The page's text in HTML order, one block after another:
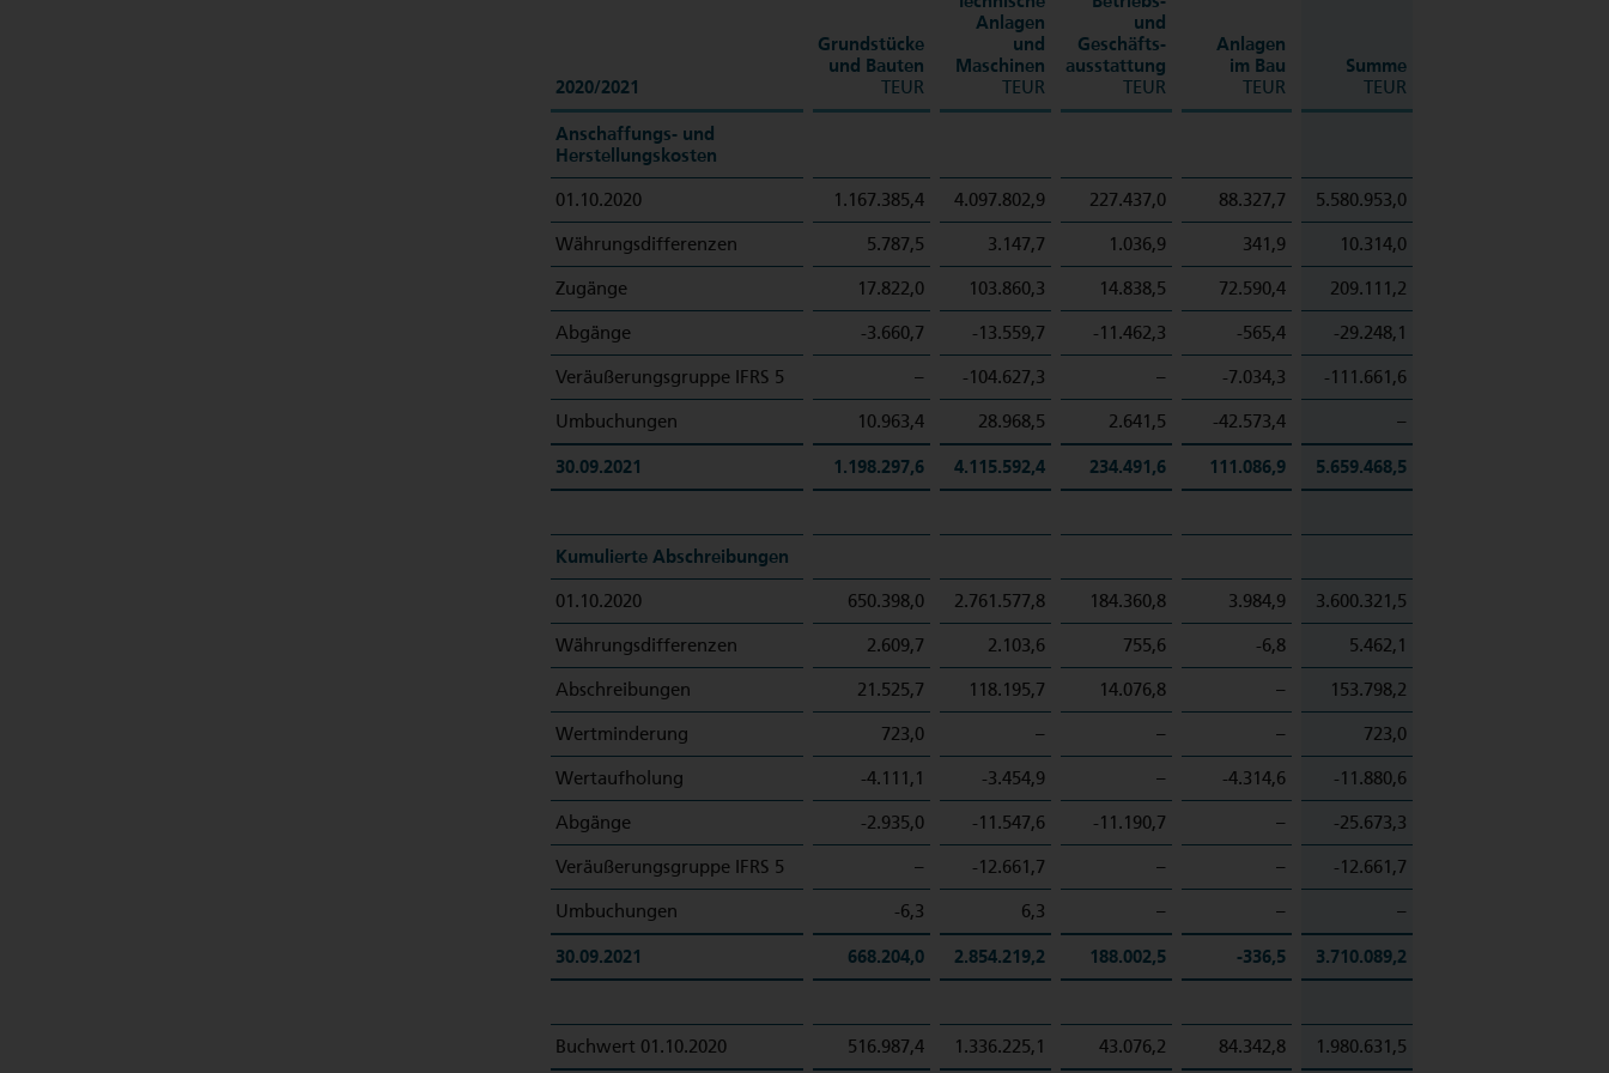
2020/2021
Grundstücke
und Bauten
TEUR
Anlagen
und
Maschinen
TEUR
und
Geschäfts­
ausstattung
TEUR
Anlagen
im Bau
TEUR
Summe
TEUR
Anschaffungs- und
Herstellungskosten
01.10.2020 1.167.385,4 4.097.802,9 227.437,0 88.327,7 5.580.953,0
Währungsdifferenzen 5.787,5 3.147,7 1.036,9 341,9 10.314,0
Zugänge 17.822,0 103.860,3 14.838,5 72.590,4 209.111,2
Abgänge -3.660,7 -13.559,7 -11.462,3 -565,4 -29.248,1
Veräußerungsgruppe IFRS 5 – -104.627,3 – -7.034,3 -111.661,6
Umbuchungen 10.963,4 28.968,5 2.641,5 -42.573,4 –
30.09.2021 1.198.297,6 4.115.592,4 234.491,6 111.086,9 5.659.468,5
Kumulierte Abschreibungen
01.10.2020 650.398,0 2.761.577,8 184.360,8 3.984,9 3.600.321,5
Währungsdifferenzen 2.609,7 2.103,6 755,6 -6,8 5.462,1
Abschreibungen 21.525,7 118.195,7 14.076,8 – 153.798,2
Wertminderung 723,0 – – – 723,0
Wertaufholung -4.111,1 -3.454,9 – -4.314,6 -11.880,6
Abgänge -2.935,0 -11.547,6 -11.190,7 – -25.673,3
Veräußerungsgruppe IFRS 5 – -12.661,7 – – -12.661,7
Umbuchungen -6,3 6,3 – – –
30.09.2021 668.204,0 2.854.219,2 188.002,5 -336,5 3.710.089,2
Buchwert 01.10.2020 516.987,4 1.336.225,1 43.076,2 84.342,8 1.980.631,5